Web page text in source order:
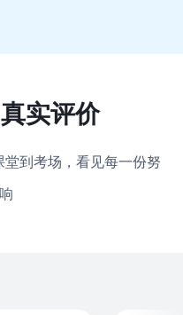
真实评价
到考场，看见每一份努